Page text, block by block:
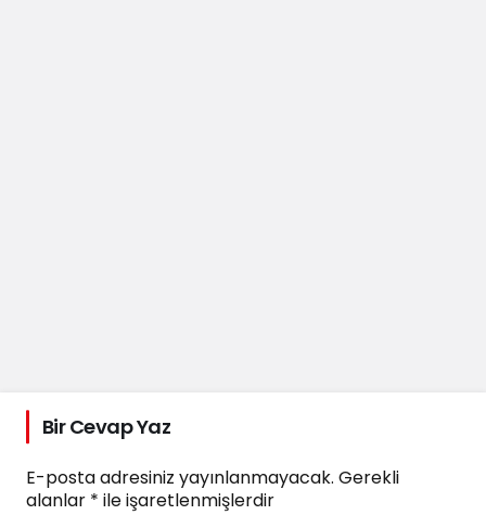
Bir Cevap Yaz
E-posta adresiniz yayınlanmayacak. Gerekli
alanlar * ile işaretlenmişlerdir